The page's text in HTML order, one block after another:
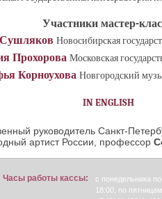
Участники мастер-
Новосибирская
Прохорова Московская
Корноухова Новгородский
IN ENGLISH
руководитель Санкт-
артист России, профессор
Часы работы кассы:
с понедельника
18:00, по